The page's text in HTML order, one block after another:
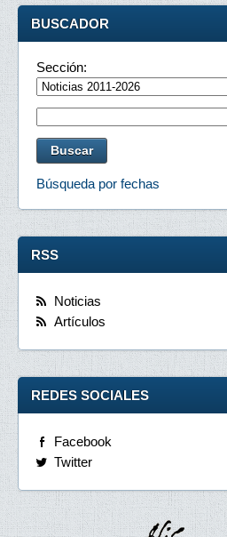
BUSCADOR
Sección:
Búsqueda por fechas
RSS
Noticias
Artículos
REDES SOCIALES
Facebook
Twitter